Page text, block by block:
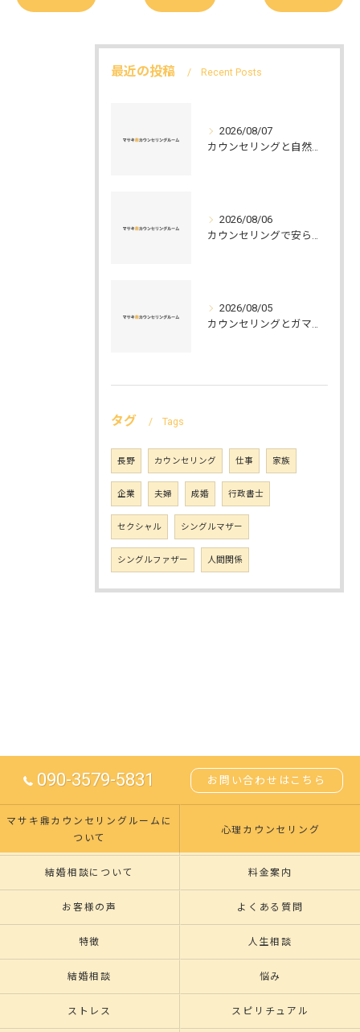
最近の投稿 Recent Posts
2026/08/07
カウンセリングと自然環境がつなぐ実践例と環境カウンセラーの役割を解説
2026/08/06
カウンセリングで安らぐ空間を叶える安心と信頼のつくり方徹底解説
2026/08/05
カウンセリングとガマット選びの正解ガイド安心して相談できるポイントと実例解説
タグ Tags
長野 カウンセリング 仕事 家族
企業 夫婦 成婚 行政書士
セクシャル シングルマザー
シングルファザー 人間関係
090-3579-5831 お問い合わせはこちら
マサキ鼎カウンセリングルームに
ついて
心理カウンセリング
結婚相談について 料金案内
お客様の声 よくある質問
特徴 人生相談
結婚相談 悩み
ストレス スピリチュアル